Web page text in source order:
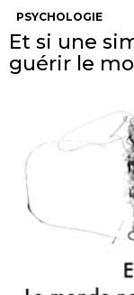
PSYCHOLOGIE
Et si une
guérir le